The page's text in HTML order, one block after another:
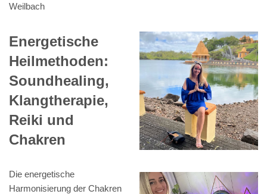
Weilbach
Energetische
Heilmethoden:
Soundhealing,
Klangtherapie,
Reiki und
Chakren
Die energetische
Harmonisierung der Chakren